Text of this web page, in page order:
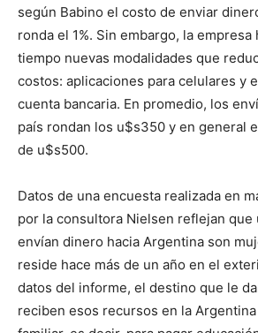
según Babino el costo de enviar
ronda el 1%. Sin embargo, la
tiempo nuevas modalidades que
costos: aplicaciones para celulares y
cuenta bancaria. En promedio, los
país rondan los u$s350 y en general
de u$s500.
Datos de una encuesta realizada en
por la consultora Nielsen reflejan que
envían dinero hacia Argentina son
reside hace más de un año en el
datos del informe, el destino que le
reciben esos recursos en la